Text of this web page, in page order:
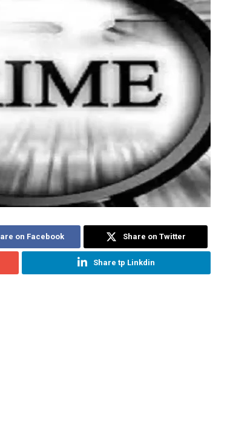
on Facebook Share on Twitter
Share tp Linkdin